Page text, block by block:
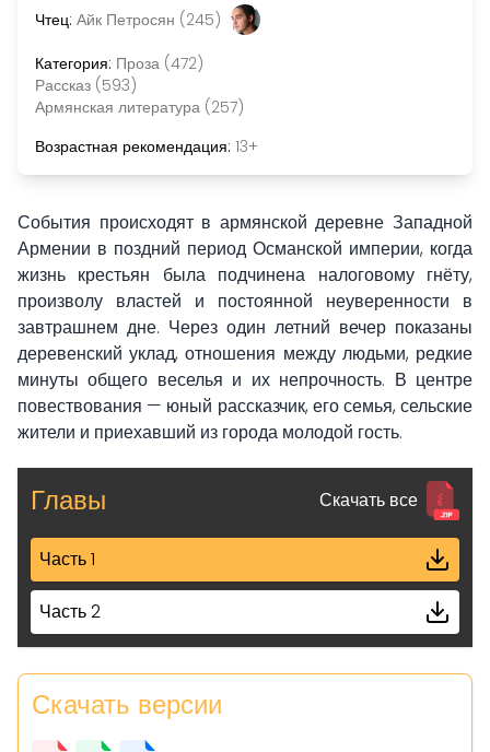
Чтец: Айк Петросян (245)
Категория: Проза (472)
Рассказ (593)
Армянская литература (257)
Возрастная рекомендация: 13+
События происходят в армянской деревне Западной
Армении в поздний период Османской империи, когда
жизнь крестьян была подчинена налоговому гнёту,
произволу властей и постоянной неуверенности в
завтрашнем дне. Через один летний вечер показаны
деревенский уклад, отношения между людьми, редкие
минуты общего веселья и их непрочность. В центре
повествования — юный рассказчик, его семья, сельские
жители и приехавший из города молодой гость.
Главы Скачать все
Часть 1
Часть 2
Скачать версии